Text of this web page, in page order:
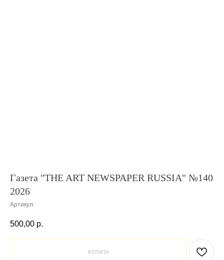
Газета "THE ART NEWSPAPER RUSSIA" №140
2026
Артикул:
500,00 р.
купить